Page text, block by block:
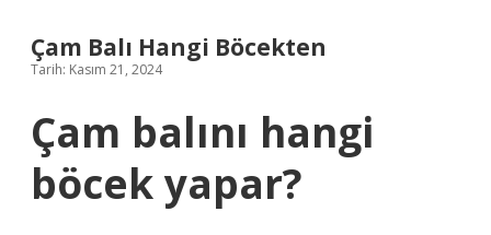
Çam Balı Hangi Böcekten
Tarih: Kasım 21, 2024
Çam balını hangi
böcek yapar?